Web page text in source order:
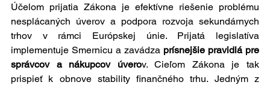
Účelom prijatia Zákona je efektívne riešenie problému
nesplácaných úverov a podpora rozvoja sekundárnych
trhov v rámci Európskej únie. Prijatá legislatíva
implementuje Smernicu a zavádza prísnejšie pravidlá pre
správcov a nákupcov úverov. Cieľom Zákona je tak
prispieť k obnove stability finančného trhu. Jedným z